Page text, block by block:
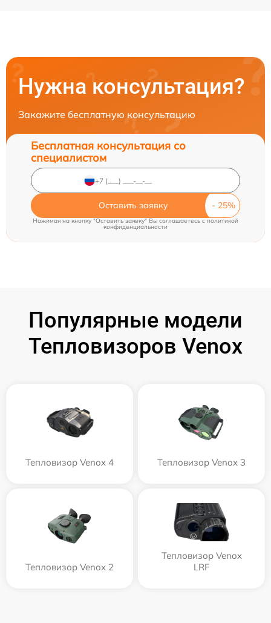
Нужна консультация?
Закажите бесплатную консультацию
Бесплатная консультация со
специалистом
Оставить заявку
Нажимая на кнопку "Оставить заявку" Вы соглашаетесь cполитикой
конфиденциальности
Популярные модели
Тепловизоров Venox
Тепловизор Venox 4 Тепловизор Venox 3
Тепловизор Venox 2
Тепловизор Venox
LRF